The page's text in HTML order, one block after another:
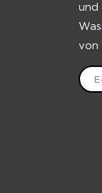
und
von